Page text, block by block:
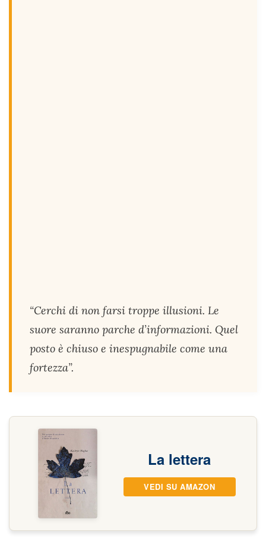
“Cerchi di non farsi troppe illusioni. Le
suore saranno parche d’informazioni. Quel
posto è chiuso e inespugnabile come una
fortezza”.
La lettera
VEDI SU AMAZON